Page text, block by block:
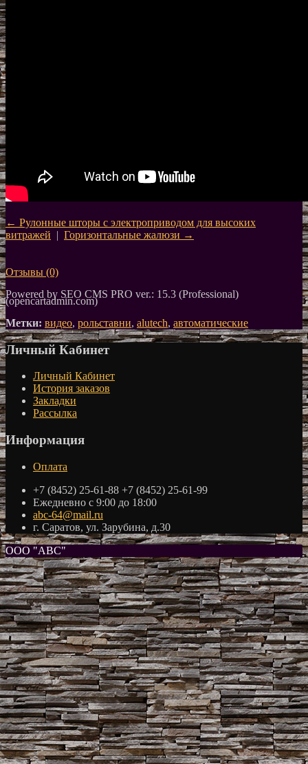
← Рулонные шторы с электроприводом для высоких
витражей | Горизонтальные жалюзи →
Отзывы (0)
Powered by SEO CMS PRO ver.: 15.3 (Professional)
(opencartadmin.com)
Метки: видео, рольставни, alutech, автоматические
Личный Кабинет
Личный Кабинет
История заказов
Закладки
Рассылка
Информация
Оплата
+7 (8452) 25-61-88 +7 (8452) 25-61-99
Ежедневно с 9:00 до 18:00
abc-64@mail.ru
г. Саратов, ул. Зарубина, д.30
ООО "АВС"